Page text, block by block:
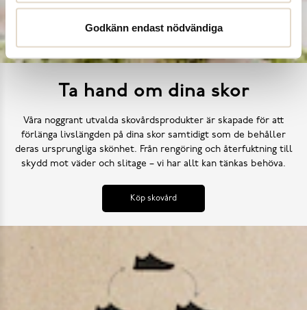
Godkänn endast nödvändiga
Ta hand om dina skor
Våra noggrant utvalda skovårdsprodukter är skapade för att
förlänga livslängden på dina skor samtidigt som de behåller
deras ursprungliga skönhet. Från rengöring och återfuktning till
skydd mot väder och slitage – vi har allt kan tänkas behöva.
Köp skovård